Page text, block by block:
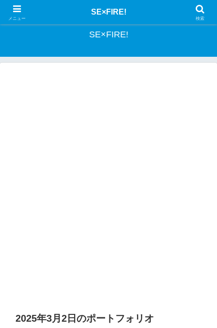
とあるSEの投資記録
SE×FIRE!
2025年3月2日のポートフォリオ
メニュー
SE×FIRE!
検索